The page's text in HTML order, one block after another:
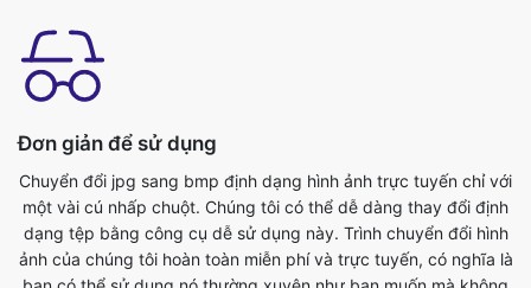
Đơn giản để sử dụng
Chuyển đổi jpg sang bmp định dạng hình ảnh trực tuyến chỉ với
một vài cú nhấp chuột. Chúng tôi có thể dễ dàng thay đổi định
dạng tệp bằng công cụ dễ sử dụng này. Trình chuyển đổi hình
ảnh của chúng tôi hoàn toàn miễn phí và trực tuyến, có nghĩa là
bạn có thể sử dụng nó thường xuyên như bạn muốn mà không
tốn một xu nào và nó không yêu cầu cài đặt. Công cụ này rất
dễ sử dụng, bạn chỉ cần tải lên tệp gốc và bạn sẽ nhận được
tệp hình ảnh định dạng bmp được chuyển đổi.